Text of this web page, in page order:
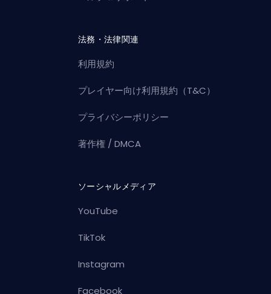
法務・法律関連
利用規約
プレイヤー向け利用規約（T&C）
プライバシーポリシー
著作権 / DMCA
ソーシャルメディア
YouTube
TikTok
Instagram
Facebook